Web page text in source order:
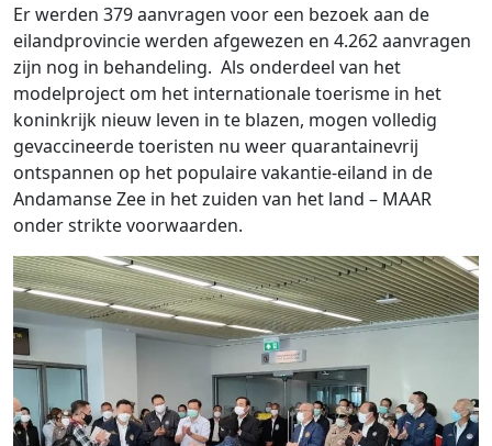
Er werden 379 aanvragen voor een bezoek aan de
eilandprovincie werden afgewezen en 4.262 aanvragen
zijn nog in behandeling. Als onderdeel van het
modelproject om het internationale toerisme in het
koninkrijk nieuw leven in te blazen, mogen volledig
gevaccineerde toeristen nu weer quarantainevrij
ontspannen op het populaire vakantie-eiland in de
Andamanse Zee in het zuiden van het land – MAAR
onder strikte voorwaarden.